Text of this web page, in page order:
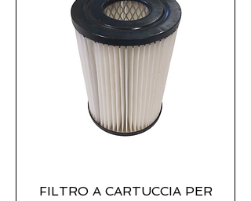
FILTRO A CARTUCCIA PER